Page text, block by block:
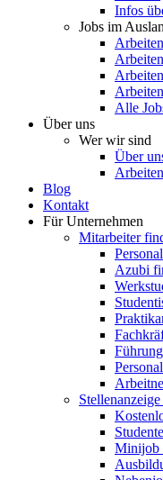
Infos
Jobs im
Alle
Über uns
Wer wir sind
Über
Blog
Kontakt
Für Unternehmen
Mitarbeiter
Azubi
Minijob